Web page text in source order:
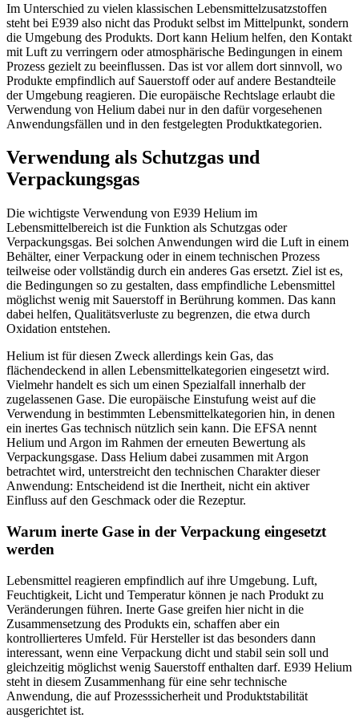
Im Unterschied zu vielen klassischen Lebensmittelzusatzstoffen
steht bei E939 also nicht das Produkt selbst im Mittelpunkt, sondern
die Umgebung des Produkts. Dort kann Helium helfen, den Kontakt
mit Luft zu verringern oder atmosphärische Bedingungen in einem
Prozess gezielt zu beeinflussen. Das ist vor allem dort sinnvoll, wo
Produkte empfindlich auf Sauerstoff oder auf andere Bestandteile
der Umgebung reagieren. Die europäische Rechtslage erlaubt die
Verwendung von Helium dabei nur in den dafür vorgesehenen
Anwendungsfällen und in den festgelegten Produktkategorien.
Verwendung als Schutzgas und
Verpackungsgas
Die wichtigste Verwendung von E939 Helium im
Lebensmittelbereich ist die Funktion als Schutzgas oder
Verpackungsgas. Bei solchen Anwendungen wird die Luft in einem
Behälter, einer Verpackung oder in einem technischen Prozess
teilweise oder vollständig durch ein anderes Gas ersetzt. Ziel ist es,
die Bedingungen so zu gestalten, dass empfindliche Lebensmittel
möglichst wenig mit Sauerstoff in Berührung kommen. Das kann
dabei helfen, Qualitätsverluste zu begrenzen, die etwa durch
Oxidation entstehen.
Helium ist für diesen Zweck allerdings kein Gas, das
flächendeckend in allen Lebensmittelkategorien eingesetzt wird.
Vielmehr handelt es sich um einen Spezialfall innerhalb der
zugelassenen Gase. Die europäische Einstufung weist auf die
Verwendung in bestimmten Lebensmittelkategorien hin, in denen
ein inertes Gas technisch nützlich sein kann. Die EFSA nennt
Helium und Argon im Rahmen der erneuten Bewertung als
Verpackungsgase. Dass Helium dabei zusammen mit Argon
betrachtet wird, unterstreicht den technischen Charakter dieser
Anwendung: Entscheidend ist die Inertheit, nicht ein aktiver
Einfluss auf den Geschmack oder die Rezeptur.
Warum inerte Gase in der Verpackung eingesetzt
werden
Lebensmittel reagieren empfindlich auf ihre Umgebung. Luft,
Feuchtigkeit, Licht und Temperatur können je nach Produkt zu
Veränderungen führen. Inerte Gase greifen hier nicht in die
Zusammensetzung des Produkts ein, schaffen aber ein
kontrollierteres Umfeld. Für Hersteller ist das besonders dann
interessant, wenn eine Verpackung dicht und stabil sein soll und
gleichzeitig möglichst wenig Sauerstoff enthalten darf. E939 Helium
steht in diesem Zusammenhang für eine sehr technische
Anwendung, die auf Prozesssicherheit und Produktstabilität
ausgerichtet ist.